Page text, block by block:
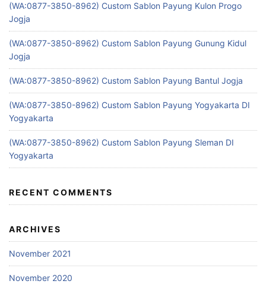
(WA:0877-3850-8962) Custom Sablon Payung Kulon Progo
Jogja
(WA:0877-3850-8962) Custom Sablon Payung Gunung Kidul
Jogja
(WA:0877-3850-8962) Custom Sablon Payung Bantul Jogja
(WA:0877-3850-8962) Custom Sablon Payung Yogyakarta DI
Yogyakarta
(WA:0877-3850-8962) Custom Sablon Payung Sleman DI
Yogyakarta
RECENT COMMENTS
ARCHIVES
November 2021
November 2020